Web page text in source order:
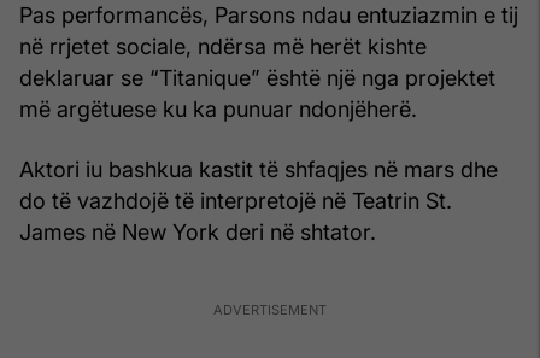
Pas performancës, Parsons ndau entuziazmin e tij
në rrjetet sociale, ndërsa më herët kishte
deklaruar se “Titanique” është një nga projektet
më argëtuese ku ka punuar ndonjëherë.
Aktori iu bashkua kastit të shfaqjes në mars dhe
do të vazhdojë të interpretojë në Teatrin St.
James në New York deri në shtator.